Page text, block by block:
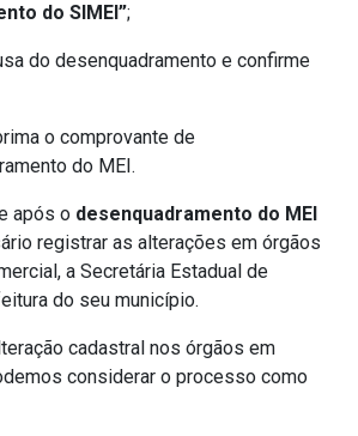
do SIMEI”;
do desenquadramento e confirme
o comprovante de
do MEI.
após o desenquadramento do MEI
registrar as alterações em órgãos
a Secretária Estadual de
do seu município.
cadastral nos órgãos em
considerar o processo como